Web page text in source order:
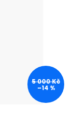
5 000 Kč
–14 %